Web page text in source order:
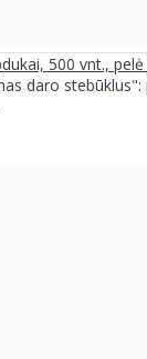
500 vnt.,
daro stebūklus":